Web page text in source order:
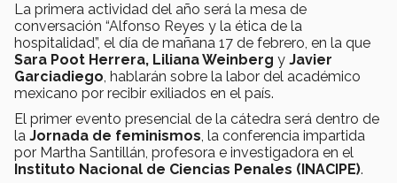
La primera actividad del año será la mesa de
conversación “Alfonso Reyes y la ética de la
hospitalidad”, el día de mañana 17 de febrero, en la que
Sara Poot Herrera, Liliana Weinberg y Javier
Garciadiego, hablarán sobre la labor del académico
mexicano por recibir exiliados en el país.
El primer evento presencial de la cátedra será dentro de
la Jornada de feminismos, la conferencia impartida
por Martha Santillán, profesora e investigadora en el
Instituto Nacional de Ciencias Penales (INACIPE).